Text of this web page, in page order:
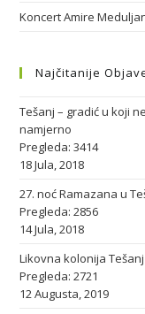
Koncert Amire
Najčitanije
Tešanj – gradić u koji
namjerno
Pregleda: 3414
18 Jula, 2018
27. noć Ramazana u
Pregleda: 2856
14 Jula, 2018
Likovna kolonija Tešanj
Pregleda: 2721
12 Augusta, 2019